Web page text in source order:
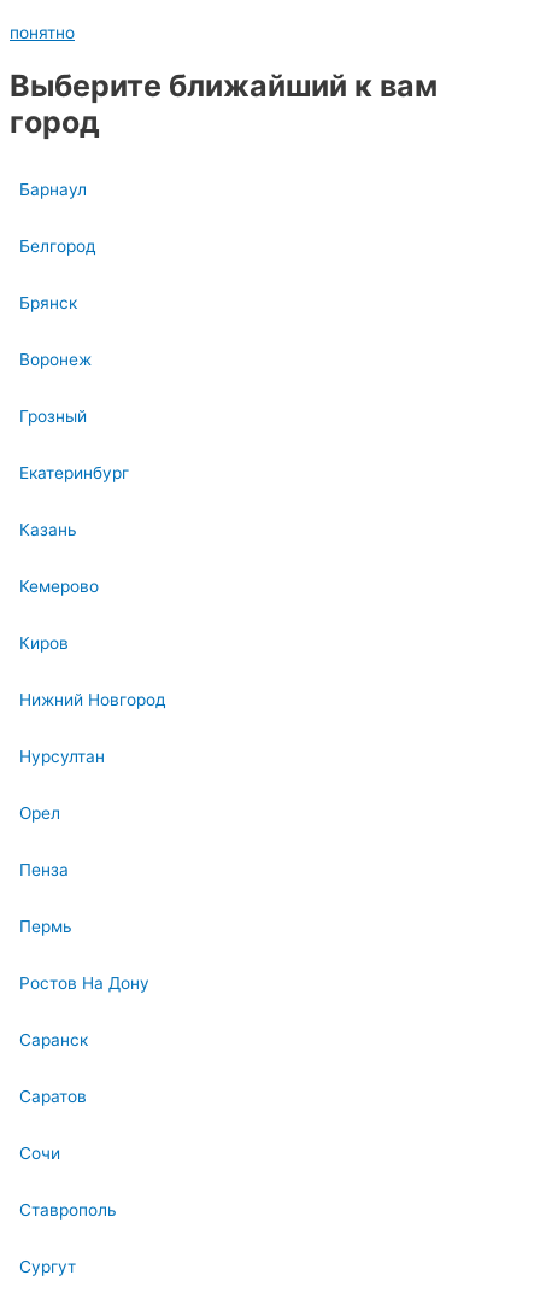
понятно
Выберите ближайший к вам
город
Барнаул
Белгород
Брянск
Воронеж
Грозный
Екатеринбург
Казань
Кемерово
Киров
Нижний Новгород
Нурсултан
Орел
Пенза
Пермь
Ростов На Дону
Саранск
Саратов
Сочи
Ставрополь
Сургут